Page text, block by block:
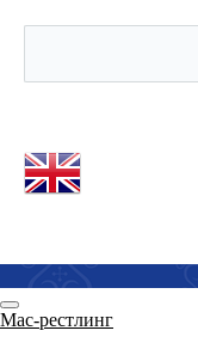
Мас-рестлинг